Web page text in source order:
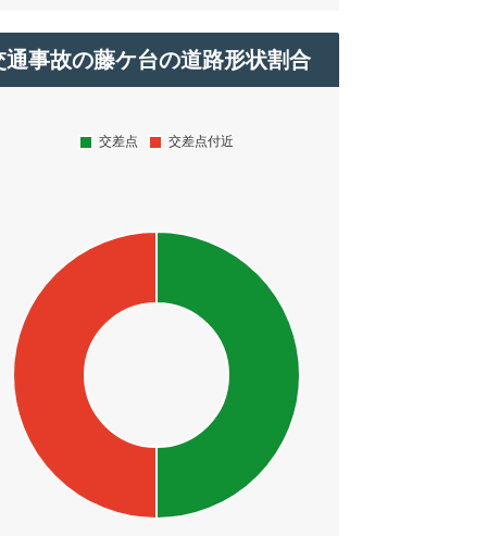
通事故の藤ケ台の道路形状割合